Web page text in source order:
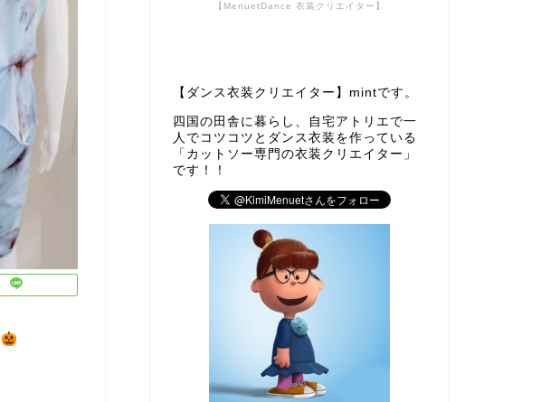
【MenuetDance 衣装クリエイター】
【ダンス衣装クリエイター】mintです。
四国の田舎に暮らし、自宅アトリエで一
人でコツコツとダンス衣装を作っている
「カットソー専門の衣装クリエイター」
です！！